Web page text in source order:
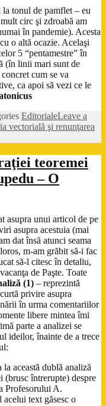
tonul de pamflet – eu
circ şi zdroabă am
în pandemie). Acesta
o altă ocazie. Acelaşi
5 “pentamestre” în
(în linii mari sunt de
cum se va
ca apoi să vezi ce le
EditorialeLeave a
vectorială şi renunţarea
teoremei
– O
asupra unui articol de pe
asupra acestuia (mai
dat însă atunci seama
m-am grăbit să-i fac
să-l citesc în detaliu,
de Paşte. Toate
(1) – reprezintă
privire asupra
în urma comentariilor
libere mintea îmi
parte a analizei se
ideilor, înainte de a trece
această dublă analiză
(brusc întrerupte) despre
Profesorului A.
acelui text găsesc o